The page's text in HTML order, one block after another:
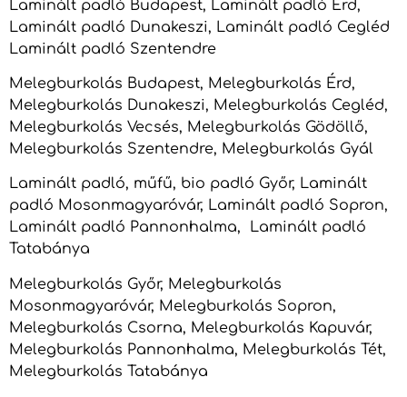
Laminált padló Budapest, Laminált padló Érd,
Laminált padló Dunakeszi, Laminált padló Cegléd
Laminált padló Szentendre
Melegburkolás Budapest, Melegburkolás Érd,
Melegburkolás Dunakeszi, Melegburkolás Cegléd,
Melegburkolás Vecsés, Melegburkolás Gödöllő,
Melegburkolás Szentendre, Melegburkolás Gyál
Laminált padló, műfű, bio padló Győr, Laminált
padló Mosonmagyaróvár, Laminált padló Sopron,
Laminált padló Pannonhalma, Laminált padló
Tatabánya
Melegburkolás Győr, Melegburkolás
Mosonmagyaróvár, Melegburkolás Sopron,
Melegburkolás Csorna, Melegburkolás Kapuvár,
Melegburkolás Pannonhalma, Melegburkolás Tét,
Melegburkolás Tatabánya